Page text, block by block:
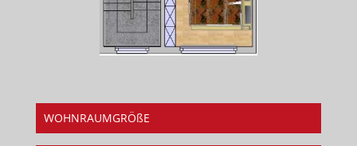
WOHNRAUMGRÖßE